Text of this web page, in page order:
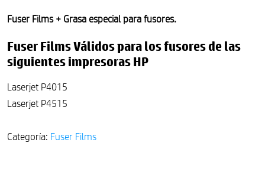
Fuser Films + Grasa especial para fusores.
Fuser Films Válidos para los fusores de las
siguientes impresoras HP
Laserjet P4015
Laserjet P4515
Categoría: Fuser Films